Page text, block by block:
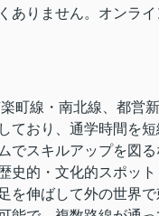
ありません。オンラ
町線・南北線、都営
ており、通学時間を
でスキルアップを図
史的・文化的スポッ
を伸ばして外の世界で